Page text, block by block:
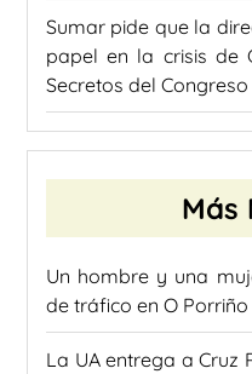
Sumar pide que la
papel en la crisis de
Secretos del Congreso
Más
Un hombre y una
de tráfico en O
La UA entrega a Cruz